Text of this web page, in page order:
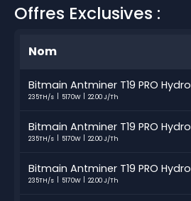
Offres Exclusives :
Nom
Bitmain Antminer T19 PRO Hydro
235TH/s 5170W 22.00 J/Th
Bitmain Antminer T19 PRO Hydro
235TH/s 5170W 22.00 J/Th
Bitmain Antminer T19 PRO Hydro
235TH/s 5170W 22.00 J/Th